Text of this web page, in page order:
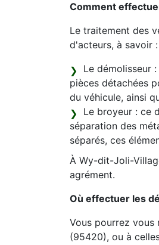
Comment
Le traitement des
d'acteurs, à savoir :
Le démolisseur
pièces détachées
du véhicule, ainsi
Le broyeur : ce
séparation des
séparés, ces
À Wy-dit-Joli-
agrément.
Où effectuer les
Vous pourrez
(95420), ou à